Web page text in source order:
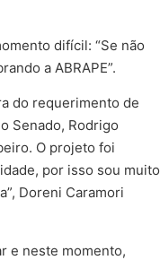
difícil: “Se não
a ABRAPE”.
do requerimento de
Senado, Rodrigo
O projeto foi
por isso sou muito
Doreni Caramori
e neste momento,